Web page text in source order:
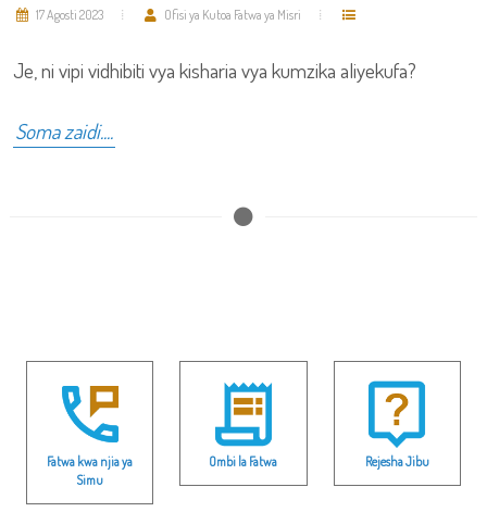
17 Agosti 2023 Ofisi ya Kutoa Fatwa ya Misri
Je, ni vipi vidhibiti vya kisharia vya kumzika aliyekufa?
Soma zaidi....
Fatwa kwa njia ya
Simu
Ombi la Fatwa Rejesha Jibu